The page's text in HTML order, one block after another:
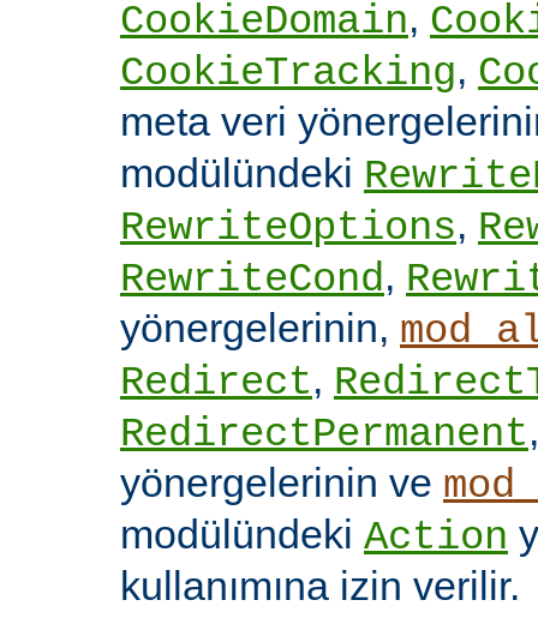
CookieDomain,
CookieTracking,
meta veri
modülündeki
RewriteOptions,
RewriteCond,
yönergelerinin,
Redirect,
RedirectPermanent
yönergelerinin ve
modülündeki Action
kullanımına izin verilir.